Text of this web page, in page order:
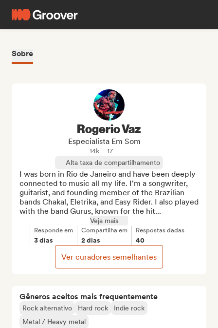
Sobre
Gêneros aceitos mais frequentemente
Rock alternativo Hard rock
Indie rock
Metal / Heavy metal
Rogerio Vaz
Especialista Em Som
14k
17
Alta taxa de compartilhamento
I was born in Rio de Janeiro and have been deeply
connected to music all my life. I'm a songwriter,
guitarist, and founding member of the Brazilian
bands Chakal, Eletrika, and Easy Rider. I also played
with the band Gurus, known for the hit...
Veja mais
Responde em
3 dias
Compartilha em
2 dias
Respostas dadas
40
Ver curadores semelhantes